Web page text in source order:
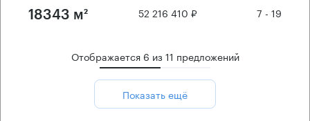
18343 м² 52 216 410 ₽ 7 - 19
Отображается 6 из11 предложений
Показать ещё